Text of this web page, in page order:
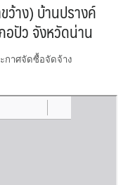
าง) บ้านปรางค์
ปัว จังหวัดน่าน
กาศจัดซื้อจัดจ้าง